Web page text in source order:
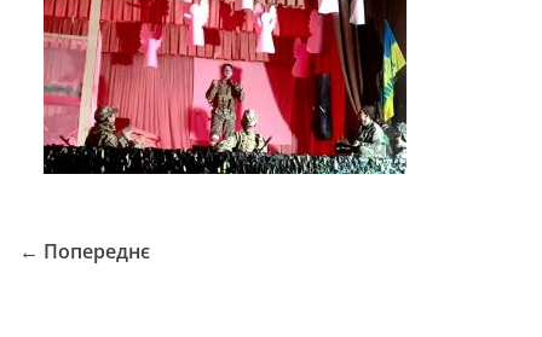
← Попереднє